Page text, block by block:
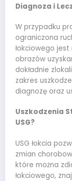
Diagnoza i
W przypadku
ograniczona
łokciowego
obrazów
dokładnie
zakres
diagnozę oraz
Uszkodzenia
USG?
USG łokcia
zmian
które można
łokciowego,